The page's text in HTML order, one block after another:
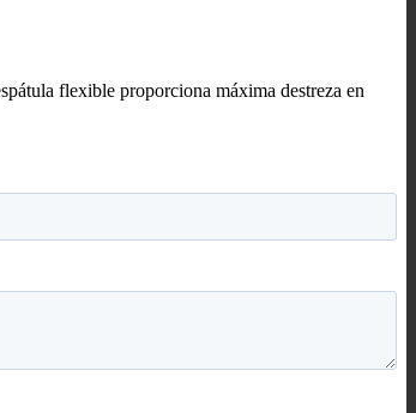
flexible proporciona máxima destreza en